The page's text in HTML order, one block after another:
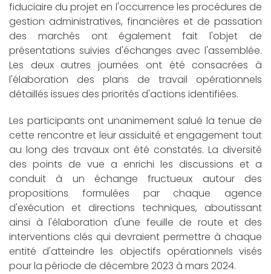
fiduciaire du projet en l'occurrence les procédures de
gestion administratives, financières et de passation
des marchés ont également fait l'objet de
présentations suivies d'échanges avec l'assemblée.
Les deux autres journées ont été consacrées à
l'élaboration des plans de travail opérationnels
détaillés issues des priorités d'actions identifiées.
Les participants ont unanimement salué la tenue de
cette rencontre et leur assiduité et engagement tout
au long des travaux ont été constatés. La diversité
des points de vue a enrichi les discussions et a
conduit à un échange fructueux autour des
propositions formulées par chaque agence
d'exécution et directions techniques, aboutissant
ainsi à l'élaboration d'une feuille de route et des
interventions clés qui devraient permettre à chaque
entité d'atteindre les objectifs opérationnels visés
pour la période de décembre 2023 à mars 2024.